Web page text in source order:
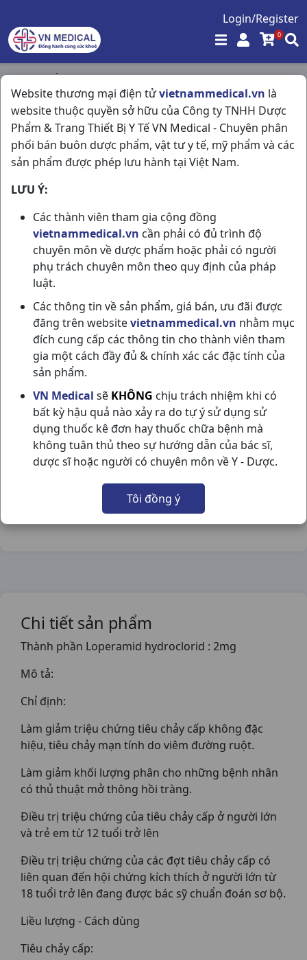
Login/Register
0
Website thương mại điện tửvietnammedical.vn là
website thuộc quyền sở hữu của Công ty TNHH Dược
Phẩm & Trang Thiết Bị Y Tế VN Medical - Chuyên phân
phối bán buôn dược phẩm, vật tư y tế, mỹ phẩm và các
sản phẩm được phép lưu hành tại Việt Nam.
LƯU Ý:
Các thành viên tham gia cộng đồng
vietnammedical.vn cần phải có đủ trình độ
chuyên môn về dược phẩm hoặc phải có người
phụ trách chuyên môn theo quy định của pháp
luật.
Các thông tin về sản phẩm, giá bán, ưu đãi được
đăng trên websitevietnammedical.vn nhằm mục
đích cung cấp các thông tin cho thành viên tham
gia một cách đầy đủ & chính xác các đặc tính của
sản phẩm.
VN Medical sẽ KHÔNG chịu trách nhiệm khi có
bất kỳ hậu quả nào xảy ra do tự ý sử dụng sử
dụng thuốc kê đơn hay thuốc chữa bệnh mà
không tuân thủ theo sự hướng dẫn của bác sĩ,
dược sĩ hoặc người có chuyên môn về Y - Dược.
Tôi đồng ý
Trang chủ / Tiêu Hóa - Gan - Mật - Thận /
Loperamid 2mg H50v Domesco
LOPERAMID 2MG H50V DOMESCO
NSX:Domesco
Nhóm hàng:Tiêu Hóa - Gan - Mật - Thận,
Chia sẻ qua mạng xã hội:
Chi tiết sản phẩm
Thành phần Loperamid hydroclorid : 2mg
Mô tả:
Chỉ định:
Làm giảm triệu chứng tiêu chảy cấp không đặc
hiệu, tiêu chảy mạn tính do viêm đường ruột.
Làm giảm khối lượng phân cho những bệnh nhân
có thủ thuật mở thông hồi tràng.
Điều trị triệu chứng của tiêu chảy cấp ở người lớn
và trẻ em từ 12 tuổi trở lên
Điều trị triệu chứng của các đợt tiêu chảy cấp có
liên quan đến hội chứng kích thích ở người lớn từ
18 tuổi trở lên đang được bác sỹ chuẩn đoán sơ bộ.
Liều lượng - Cách dùng
Tiêu chảy cấp: